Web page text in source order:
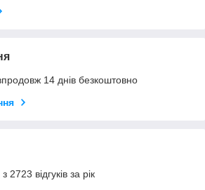
14 днів безкоштовно
2723 відгуків за рік